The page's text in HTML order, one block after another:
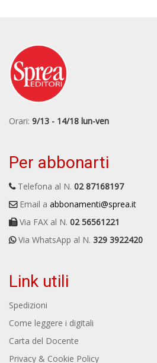
Orari: 9/13 - 14/18 lun-ven
Per abbonarti
Telefona al N. 02 87168197
Email a abbonamenti@sprea.it
Via FAX al N. 02 56561221
Via WhatsApp al N. 329 3922420
Link utili
Spedizioni
Come leggere i digitali
Carta del Docente
Privacy & Cookie Policy